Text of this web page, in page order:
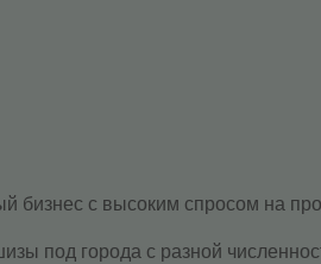
с высоким спросом на
под города с разной